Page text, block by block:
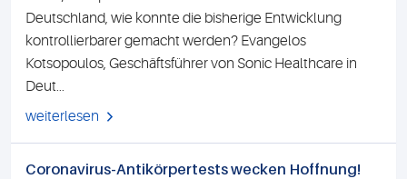
Deutschland, wie konnte die bisherige Entwicklung
kontrollierbarer gemacht werden? Evangelos
Kotsopoulos, Geschäftsführer von Sonic Healthcare in
Deut...
weiterlesen
Coronavirus-Antikörpertests wecken Hoffnung!